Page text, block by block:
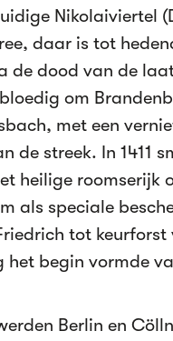
Nikolaiviertel
daar is tot
de dood van de
om
met een
de streek. In 1411
heilige roomserijk
als speciale
tot keurforst
het begin vormde
Berlin en